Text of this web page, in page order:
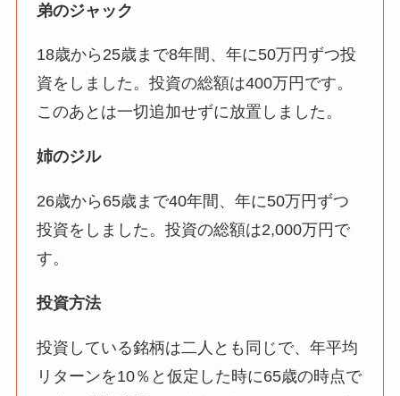
弟のジャック
18歳から25歳まで8年間、年に50万円ずつ投
資をしました。投資の総額は400万円です。
このあとは一切追加せずに放置しました。
姉のジル
26歳から65歳まで40年間、年に50万円ずつ
投資をしました。投資の総額は2,000万円で
す。
投資方法
投資している銘柄は二人とも同じで、年平均
リターンを10％と仮定した時に65歳の時点で